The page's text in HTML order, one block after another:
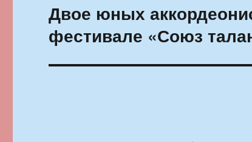
Следующая
запись:
Двое юных
фестивале «Союз